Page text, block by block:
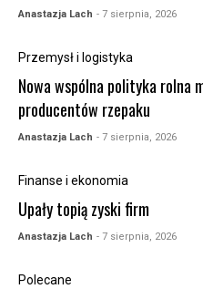
Anastazja Lach - 7 sierpnia, 2026
Przemysł i logistyka
Nowa wspólna polityka rolna
producentów rzepaku
Anastazja Lach - 7 sierpnia, 2026
Finanse i ekonomia
Upały topią zyski firm
Anastazja Lach - 7 sierpnia, 2026
Polecane